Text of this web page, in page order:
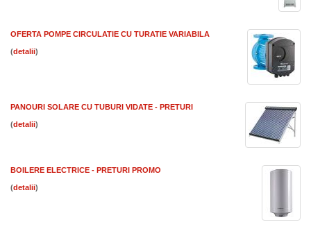
OFERTA POMPE CIRCULATIE CU TURATIE VARIABILA
( )
PANOURI SOLARE CU TUBURI VIDATE - PRETURI
( )
BOILERE ELECTRICE - PRETURI PROMO
( )